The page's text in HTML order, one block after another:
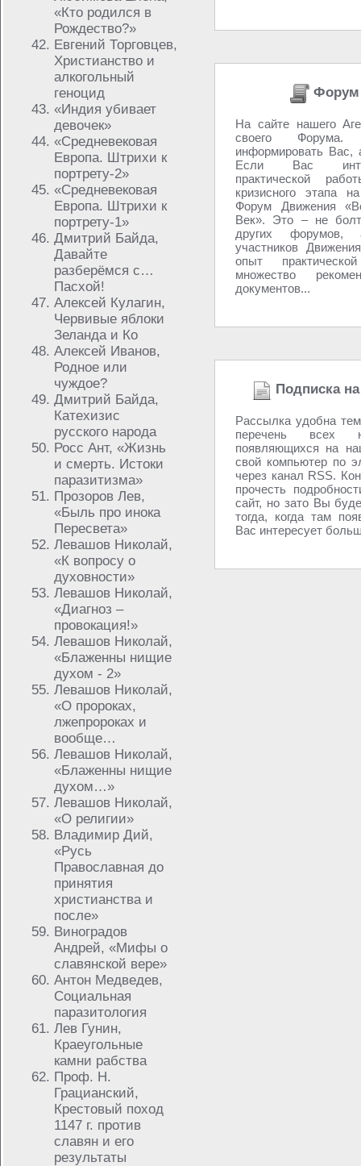
«Кто родился в
Рождество?»
Евгений Торговцев,
Христианство и
алкогольный
геноцид
«Индия убивает
девочек»
«Средневековая
Европа. Штрихи к
портрету-2»
«Средневековая
Европа. Штрихи к
портрету-1»
Дмитрий Байда,
Давайте
разберёмся с…
Пасхой!
Алексей Кулагин,
Червивые яблоки
Зеланда и Ко
Алексей Иванов,
Родное или
чуждое?
Дмитрий Байда,
Катехизис
русского народа
Росс Ант, «Жизнь
и смерть. Истоки
паразитизма»
Прозоров Лев,
«Быль про инока
Пересвета»
Левашов Николай,
«К вопросу о
духовности»
Левашов Николай,
«Диагноз –
провокация!»
Левашов Николай,
«Блаженны нищие
духом - 2»
Левашов Николай,
«О пророках,
лжепророках и
вообще…
Левашов Николай,
«Блаженны нищие
духом…»
Левашов Николай,
«О религии»
Владимир Дий,
«Русь
Православная до
принятия
христианства и
после»
Виноградов
Андрей, «Мифы о
славянской вере»
Антон Медведев,
Социальная
паразитология
Лев Гунин,
Краеугольные
камни рабства
Проф. Н.
Грацианский,
Крестовый поход
1147 г. против
славян и его
результаты
Форум
На сайте нашего
своего
информировать
Если Вас
практической
кризисного этапа
Форум Движения
Век». Это – не
других
участников
опыт
множество
документов...
Подписка
Рассылка удобна
перечень всех
появляющихся на
свой компьютер по
через канал RSS.
прочесть
сайт, но зато Вы
тогда, когда там
Вас интересует